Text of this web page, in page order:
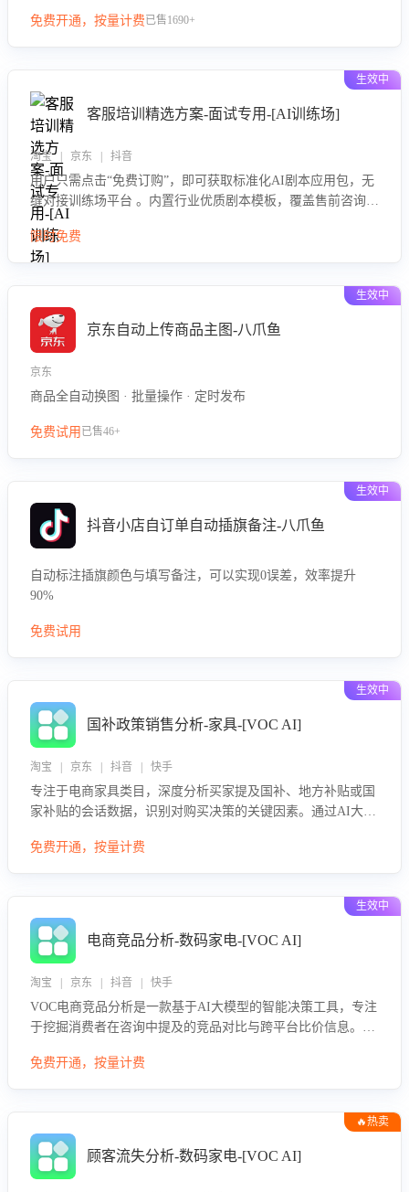
商家优化产品或服务，实现销售额的显著提升。
免费开通，按量计费已售1690+
生效中
客服培训精选方案-面试专用-[AI训练场]
淘宝 | 京东 | 抖音
用户只需点击“免费订购”，即可获取标准化AI剧本应用包，无
缝对接训练场平台 。内置行业优质剧本模板，覆盖售前咨询、
售后处理等全场景，消除复杂部署流程，节省90%的初始化时
间，助力企业快速启动智能客服训练
限时免费
生效中
京东自动上传商品主图-八爪鱼
京东
商品全自动换图 · 批量操作 · 定时发布
免费试用 已售46+
生效中
抖音小店自订单自动插旗备注-八爪鱼
自动标注插旗颜色与填写备注，可以实现0误差，效率提升
90%
免费试用
生效中
国补政策销售分析-家具-[VOC AI]
淘宝 | 京东 | 抖音 | 快手
专注于电商家具类目，深度分析买家提及国补、地方补贴或国
家补贴的会话数据，识别对购买决策的关键因素。通过AI大模
略，助力商家利用国补政策提升GMV。
免费开通，按量计费
生效中
电商竞品分析-数码家电-[VOC AI]
淘宝 | 京东 | 抖音 | 快手
VOC电商竞品分析是一款基于AI大模型的智能决策工具，专注
于挖掘消费者在咨询中提及的竞品对比与跨平台比价信息。该
息，进行多维度交叉对比，并分析消费者的比价行为。通过提
免费开通，按量计费
🔥热卖
顾客流失分析-数码家电-[VOC AI]